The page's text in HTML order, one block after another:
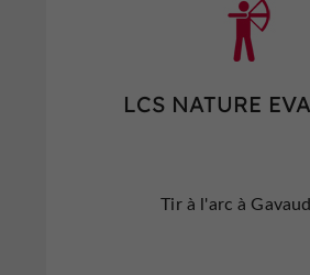
LCS NATURE
Tir à l'arc à